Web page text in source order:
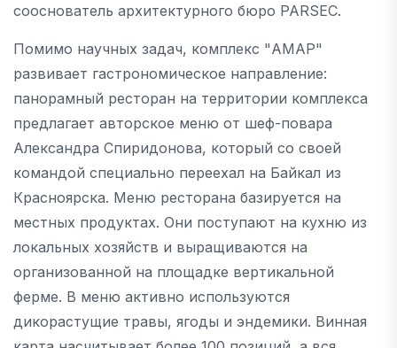
сооснователь архитектурного бюро PARSEC.
Помимо научных задач, комплекс "АМАР"
развивает гастрономическое направление:
панорамный ресторан на территории комплекса
предлагает авторское меню от шеф-повара
Александра Спиридонова, который со своей
командой специально переехал на Байкал из
Красноярска. Меню ресторана базируется на
местных продуктах. Они поступают на кухню из
локальных хозяйств и выращиваются на
организованной на площадке вертикальной
ферме. В меню активно используются
дикорастущие травы, ягоды и эндемики. Винная